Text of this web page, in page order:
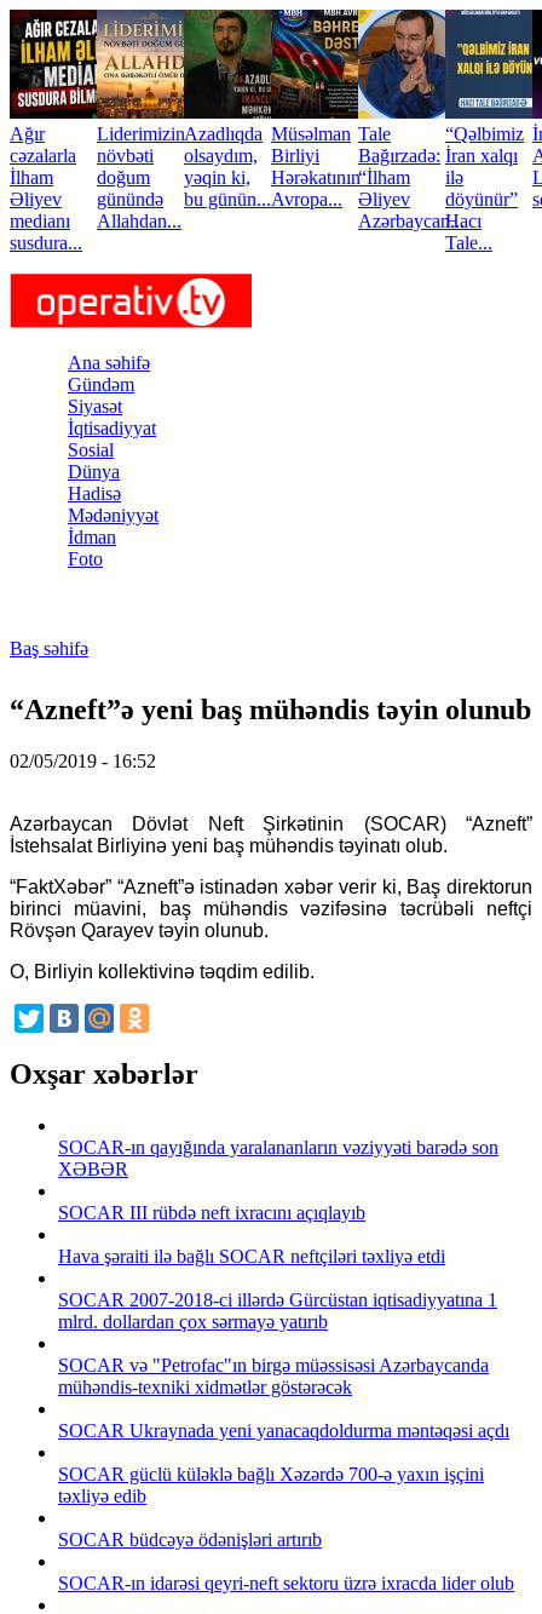
Skip to main content
Ağır
cəzalarla
İlham
Əliyev
medianı
susdura...
Liderimizin
növbəti
doğum
günündə
Allahdan...
Azadlıqda
olsaydım,
yəqin ki,
bu günün...
Müsəlman
Birliyi
Hərəkatının
Avropa...
Tale
Bağırzadə:
“İlham
Əliyev
Azərbaycan...
“Qəlbimiz
İran xalqı
ilə
döyünür”
Hacı
Tale...
Ana səhifə
Gündəm
Siyasət
İqtisadiyyat
Sosial
Dünya
Hadisə
Mədəniyyət
İdman
Foto
Baş səhifə
“Azneft”ə yeni baş mühəndis təyin olunub
02/05/2019 - 16:52
Azərbaycan Dövlət Neft Şirkətinin (SOCAR) “Azneft”
İstehsalat Birliyinə yeni baş mühəndis təyinatı olub.
“FaktXəbər” “Azneft”ə istinadən xəbər verir ki, Baş direktorun
birinci müavini, baş mühəndis vəzifəsinə təcrübəli neftçi
Rövşən Qarayev təyin olunub.
O, Birliyin kollektivinə təqdim edilib.
Oxşar xəbərlər
SOCAR-ın qayığında yaralananların vəziyyəti barədə son
XƏBƏR
SOCAR III rübdə neft ixracını açıqlayıb
Hava şəraiti ilə bağlı SOCAR neftçiləri təxliyə etdi
SOCAR 2007-2018-ci illərdə Gürcüstan iqtisadiyyatına 1
mlrd. dollardan çox sərmayə yatırıb
SOCAR və "Petrofac"ın birgə müəssisəsi Azərbaycanda
mühəndis-texniki xidmətlər göstərəcək
SOCAR Ukraynada yeni yanacaqdoldurma məntəqəsi açdı
SOCAR güclü küləklə bağlı Xəzərdə 700-ə yaxın işçini
təxliyə edib
SOCAR büdcəyə ödənişləri artırıb
SOCAR-ın idarəsi qeyri-neft sektoru üzrə ixracda lider olub